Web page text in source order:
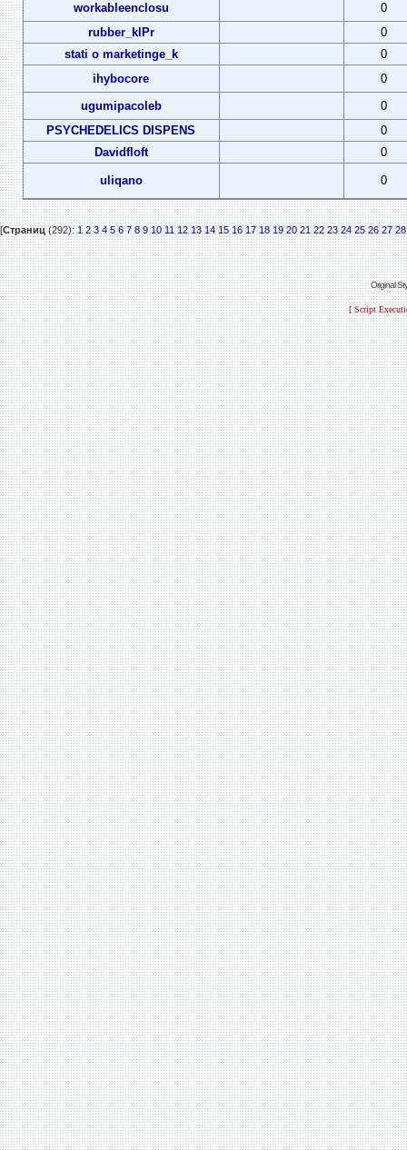
workableenclosu
0
rubber_klPr
0
stati o marketinge_k
0
ihybocore
0
ugumipacoleb
0
PSYCHEDELICS DISPENS
0
Davidfloft
0
uliqano 0
[Страниц(292):1 2 3 4 5 6 7 8 9 10 11 12 13 14 15 16 17 18 19 20 21 22 23 24 25 26 27 28
Original
[ Script